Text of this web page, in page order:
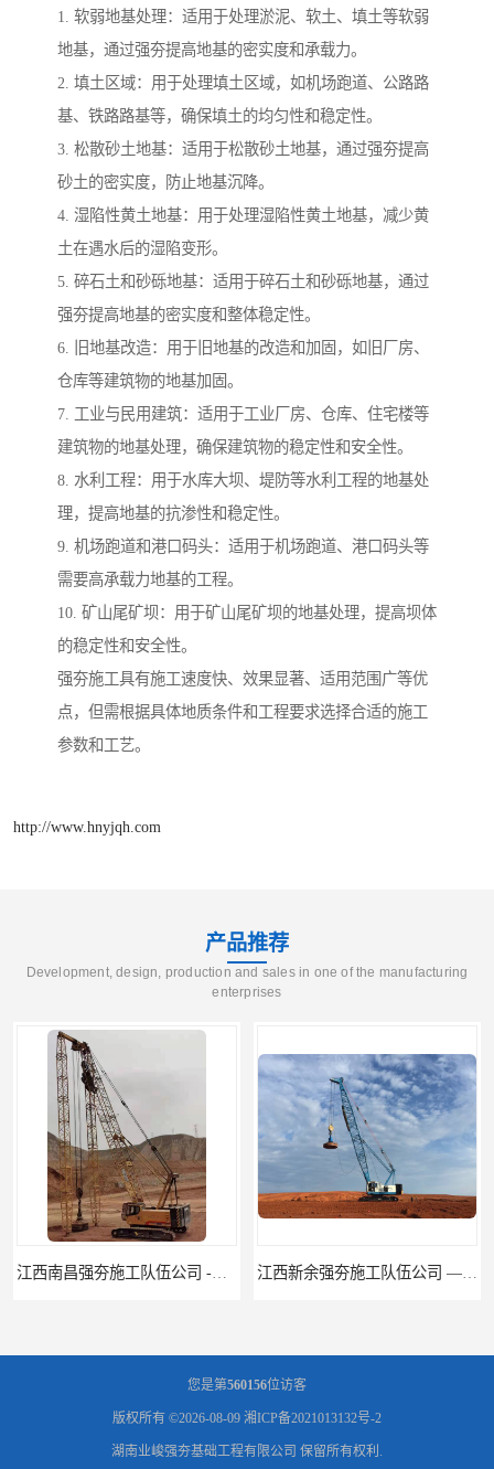
1. 软弱地基处理：适用于处理淤泥、软土、填土等软弱
地基，通过强夯提高地基的密实度和承载力。
2. 填土区域：用于处理填土区域，如机场跑道、公路路
基、铁路路基等，确保填土的均匀性和稳定性。
3. 松散砂土地基：适用于松散砂土地基，通过强夯提高
砂土的密实度，防止地基沉降。
4. 湿陷性黄土地基：用于处理湿陷性黄土地基，减少黄
土在遇水后的湿陷变形。
5. 碎石土和砂砾地基：适用于碎石土和砂砾地基，通过
强夯提高地基的密实度和整体稳定性。
6. 旧地基改造：用于旧地基的改造和加固，如旧厂房、
仓库等建筑物的地基加固。
7. 工业与民用建筑：适用于工业厂房、仓库、住宅楼等
建筑物的地基处理，确保建筑物的稳定性和安全性。
8. 水利工程：用于水库大坝、堤防等水利工程的地基处
理，提高地基的抗渗性和稳定性。
9. 机场跑道和港口码头：适用于机场跑道、港口码头等
需要高承载力地基的工程。
10. 矿山尾矿坝：用于矿山尾矿坝的地基处理，提高坝体
的稳定性和安全性。
强夯施工具有施工速度快、效果显著、适用范围广等优
点，但需根据具体地质条件和工程要求选择合适的施工
参数和工艺。
http://www.hnyjqh.com
产品推荐
Development, design, production and sales in one of the manufacturing
enterprises
江西新余强夯施工队伍公司 —业峻强夯基础工程 湖南强夯施工公司
您是第560156位访客
版权所有 ©2026-08-09 湘ICP备2021013132号-2
湖南业峻强夯基础工程有限公司 保留所有权利.